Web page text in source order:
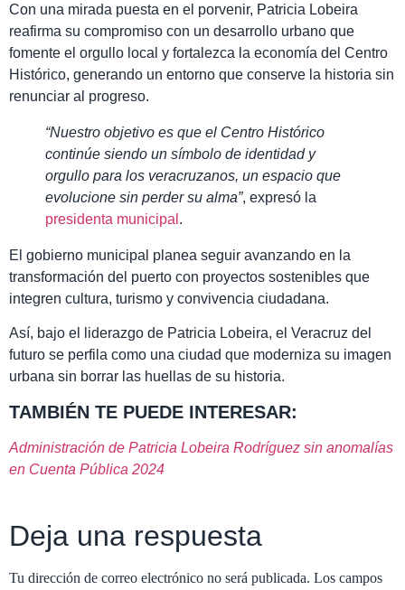
Con una mirada puesta en el porvenir, Patricia Lobeira
reafirma su compromiso con un desarrollo urbano que
fomente el orgullo local y fortalezca la economía del Centro
Histórico, generando un entorno que conserve la historia sin
renunciar al progreso.
“Nuestro objetivo es que el Centro Histórico
continúe siendo un símbolo de identidad y
orgullo para los veracruzanos, un espacio que
evolucione sin perder su alma”, expresó la
presidenta municipal .
El gobierno municipal planea seguir avanzando en la
transformación del puerto con proyectos sostenibles que
integren cultura, turismo y convivencia ciudadana.
Así, bajo el liderazgo de Patricia Lobeira, el Veracruz del
futuro se perfila como una ciudad que moderniza su imagen
urbana sin borrar las huellas de su historia.
TAMBIÉN TE PUEDE INTERESAR:
Administración de Patricia Lobeira Rodríguez sin anomalías
en Cuenta Pública 2024
Deja una respuesta
Tu dirección de correo electrónico no será publicada. Los campos